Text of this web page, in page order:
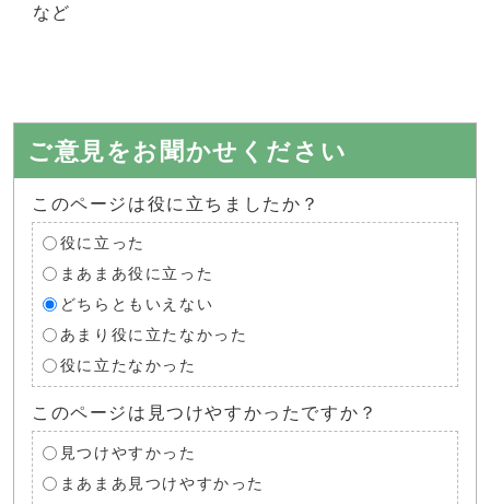
など
ご意見をお聞かせください
このページは役に立ちましたか？
役に立った
まあまあ役に立った
どちらともいえない
あまり役に立たなかった
役に立たなかった
このページは見つけやすかったですか？
見つけやすかった
まあまあ見つけやすかった